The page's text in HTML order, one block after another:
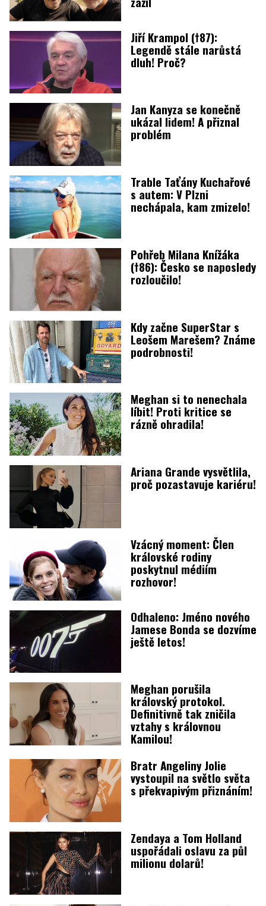
Jiří Krampol (†87):
Legendě stále narůstá
dluh! Proč?
Jan Kanyza se konečně
ukázal lidem! A přiznal
problém
Trable Taťány Kuchařové
s autem: V Plzni
nechápala, kam zmizelo!
Pohřeb Milana Knížáka
(†86): Česko se naposledy
rozloučilo!
Kdy začne SuperStar s
Leošem Marešem? Známe
podrobnosti!
Meghan si to nenechala
líbit! Proti kritice se
rázně ohradila!
Ariana Grande vysvětlila,
proč pozastavuje kariéru!
Vzácný moment: Člen
královské rodiny
poskytnul médiím
rozhovor!
Odhaleno: Jméno nového
Jamese Bonda se dozvíme
ještě letos!
Meghan porušila
královský protokol.
Definitivně tak zničila
vztahy s královnou
Kamilou!
Bratr Angeliny Jolie
vystoupil na světlo světa
s překvapivým přiznáním!
Zendaya a Tom Holland
uspořádali oslavu za půl
milionu dolarů!